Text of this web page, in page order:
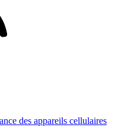
des appareils cellulaires